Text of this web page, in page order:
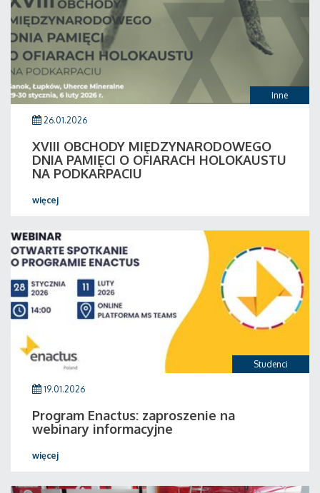
Inne
26.01.2026
XVIII OBCHODY MIĘDZYNARODOWEGO
DNIA PAMIĘCI O OFIARACH HOLOKAUSTU
NA PODKARPACIU
więcej
Studenci
19.01.2026
Program Enactus: zaproszenie na
webinary informacyjne
więcej